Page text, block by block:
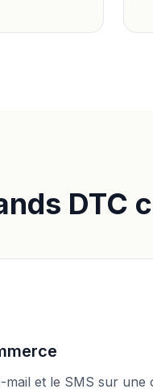
DTC
et le SMS sur une